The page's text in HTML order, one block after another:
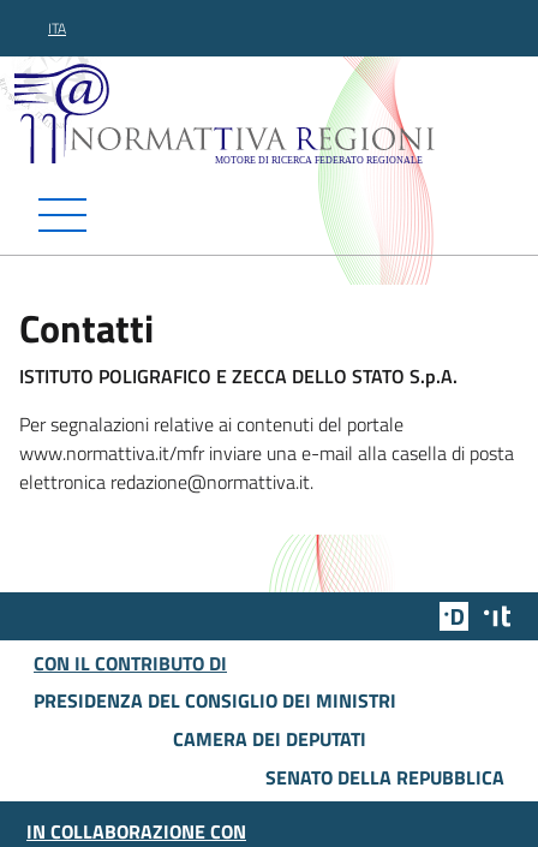
ITA
Normattiva Regioni -
Contatti
ISTITUTO POLIGRAFICO E ZECCA DELLO STATO S.p.A.
Per segnalazioni relative ai contenuti del portale
www.normattiva.it/mfr inviare una e-mail alla casella di posta
elettronica redazione@normattiva.it.
Team
CON IL CONTRIBUTO DI
PRESIDENZA DEL CONSIGLIO DEI MINISTRI
CAMERA DEI DEPUTATI
SENATO DELLA REPUBBLICA
IN COLLABORAZIONE CON